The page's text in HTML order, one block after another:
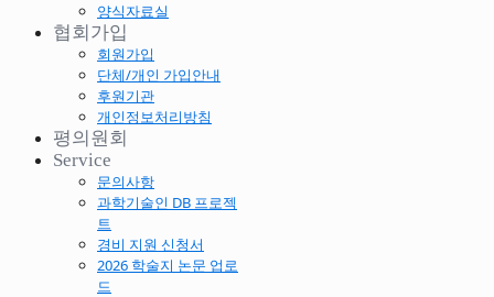
양식자료실
협회가입
회원가입
단체/개인 가입안내
후원기관
개인정보처리방침
평의원회
Service
문의사항
과학기술인 DB 프로젝
트
경비 지원 신청서
2026 학술지 논문 업로
드